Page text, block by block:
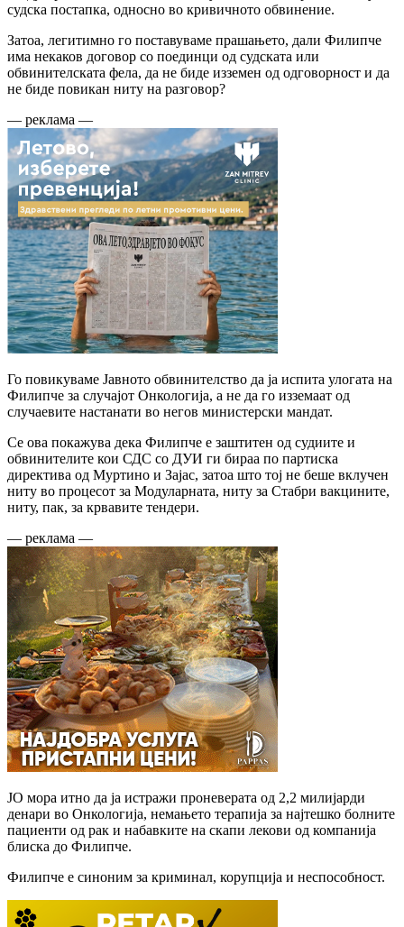
судска постапка, односно во кривичното обвинение.
Затоа, легитимно го поставуваме прашањето, дали Филипче
има некаков договор со поединци од судската или
обвинителската фела, да не биде изземен од одговорност и да
не биде повикан ниту на разговор?
— реклама —
Го повикуваме Јавното обвинителство да ја испита улогата на
Филипче за случајот Онкологија, а не да го изземаат од
случаевите настанати во негов министерски мандат.
Се ова покажува дека Филипче е заштитен од судиите и
обвинителите кои СДС со ДУИ ги бираа по партиска
директива од Муртино и Зајас, затоа што тој не беше вклучен
ниту во процесот за Модуларната, ниту за Стабри вакцините,
ниту, пак, за крвавите тендери.
— реклама —
ЈО мора итно да ја истражи проневерата од 2,2 милијарди
денари во Онкологија, немањето терапија за најтешко болните
пациенти од рак и набавките на скапи лекови од компанија
блиска до Филипче.
Филипче е синоним за криминал, корупција и неспособност.